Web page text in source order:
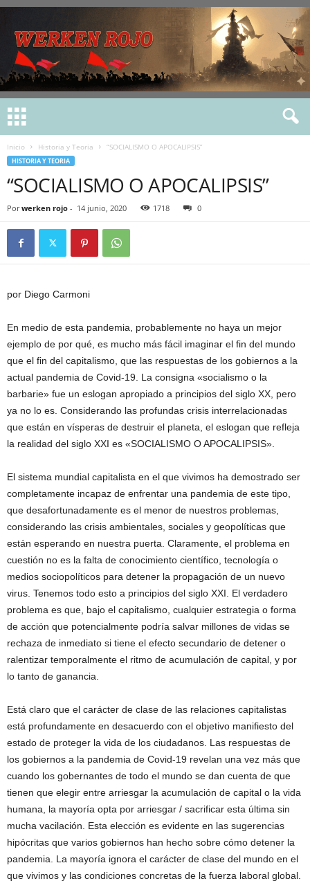
Inicio Historia y Teoria “SOCIALISMO O APOCALIPSIS”
HISTORIA Y TEORIA
“SOCIALISMO O APOCALIPSIS”
Por werken rojo - 14 junio, 2020 1718 0
por Diego Carmoni
En medio de esta pandemia, probablemente no haya un mejor
ejemplo de por qué, es mucho más fácil imaginar el fin del mundo
que el fin del capitalismo, que las respuestas de los gobiernos a la
actual pandemia de Covid-19. La consigna «socialismo o la
barbarie» fue un eslogan apropiado a principios del siglo XX, pero
ya no lo es. Considerando las profundas crisis interrelacionadas
que están en vísperas de destruir el planeta, el eslogan que refleja
la realidad del siglo XXI es «SOCIALISMO O APOCALIPSIS».
El sistema mundial capitalista en el que vivimos ha demostrado ser
completamente incapaz de enfrentar una pandemia de este tipo,
que desafortunadamente es el menor de nuestros problemas,
considerando las crisis ambientales, sociales y geopolíticas que
están esperando en nuestra puerta. Claramente, el problema en
cuestión no es la falta de conocimiento científico, tecnología o
medios sociopolíticos para detener la propagación de un nuevo
virus. Tenemos todo esto a principios del siglo XXI. El verdadero
problema es que, bajo el capitalismo, cualquier estrategia o forma
de acción que potencialmente podría salvar millones de vidas se
rechaza de inmediato si tiene el efecto secundario de detener o
ralentizar temporalmente el ritmo de acumulación de capital, y por
lo tanto de ganancia.
Está claro que el carácter de clase de las relaciones capitalistas
está profundamente en desacuerdo con el objetivo manifiesto del
estado de proteger la vida de los ciudadanos. Las respuestas de
los gobiernos a la pandemia de Covid-19 revelan una vez más que
cuando los gobernantes de todo el mundo se dan cuenta de que
tienen que elegir entre arriesgar la acumulación de capital o la vida
humana, la mayoría opta por arriesgar / sacrificar esta última sin
mucha vacilación. Esta elección es evidente en las sugerencias
hipócritas que varios gobiernos han hecho sobre cómo detener la
pandemia. La mayoría ignora el carácter de clase del mundo en el
que vivimos y las condiciones concretas de la fuerza laboral global.